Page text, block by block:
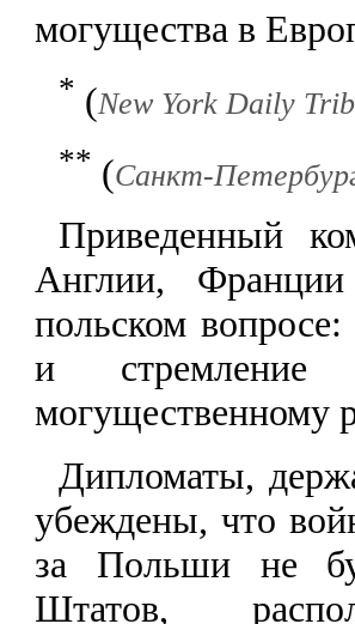
могущества в
* (New York Daily
** (Санкт-
Приведенный
Англии,
польском вопросе:
и стремление
могущественному
Дипломаты,
убеждены, что
за Польши не
Штатов,